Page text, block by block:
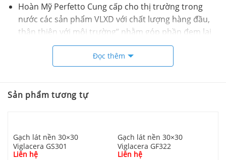
Hoàn Mỹ Perfetto Cung cấp cho thị trường trong
nước các sản phẩm VLXD với chất lượng hàng đầu,
thân thiện với môi trường” nhằm góp phần đem lại
cho người dùng một không gian kiến trúc hiện đại,
sang trọng, đồng thời phù hợp với phong cách, văn
Perfetto đã được ghi nhận là nhà máy sản xuất gạch
nhập khẩu từ Italia và Tây Ban Nha công suất đạt 16
triệu m2 sản phẩm / năm
Đọc thêm
Sản phẩm tương tự
Gạch lát nền 30×30
Viglacera GS301
Liên hệ
Gạch lát nền 30×30
Viglacera GF322
Liên hệ